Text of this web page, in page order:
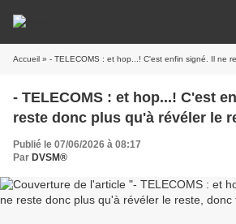
Accueil » - TELECOMS : et hop...! C'est enfin signé. Il ne reste donc
- TELECOMS : et hop...! C'est
reste donc plus qu'à révéler le
Publié le 07/06/2026 à 08:17
Par DVSM®